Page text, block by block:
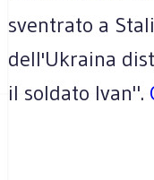
sventrato a
dell'Ukraina
il soldato Ivan".